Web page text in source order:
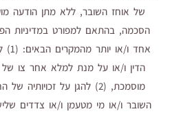
של אוחז השובר, ללא מתן הודעה
הסכמה, בהתאם למפורט במדיניות
אחד
הדין ו/או על מנת למלא אחר צו
מוסמכת, (2) להגן על